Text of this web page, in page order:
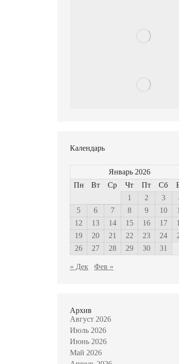
Календарь
Январь 2026
Пн
Вт Ср Чт Пт Сб
1
2 3
5
6 7 8 9 10
12
13 14 15 16 17
19
20 21 22 23 24
26
27 28 29 30 31
« Дек Фев »
Архив
Август 2026
Июль 2026
Июнь 2026
Май 2026